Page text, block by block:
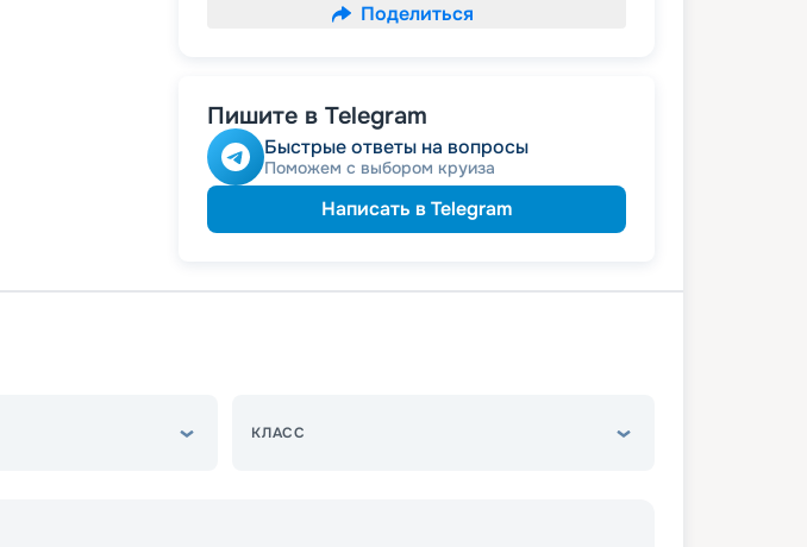
Поделиться
Пишите в Telegram
Быстрые ответы на вопросы
Поможем с выбором круиза
Написать в Telegram
КЛАСС